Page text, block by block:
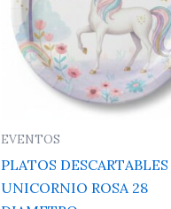
EVENTOS
PLATOS DESCARTABLES
UNICORNIO ROSA 28